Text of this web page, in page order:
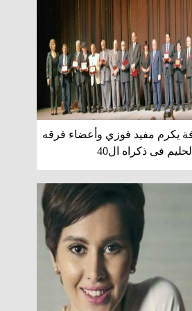
يكرم مفيد فوزي وأعضاء فرقه
فى ذكراه ال40